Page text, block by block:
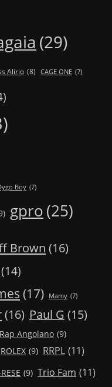
(29)
Alirio (8) CAGE ONE (7)
Boy (7)
gpro(25)
Brown (16)
(14)
(17) Mamy (7)
(16) Paul G (15)
Rap Angolano (9)
ROLEX (9) RRPL (11)
(9) Trio Fam (11)